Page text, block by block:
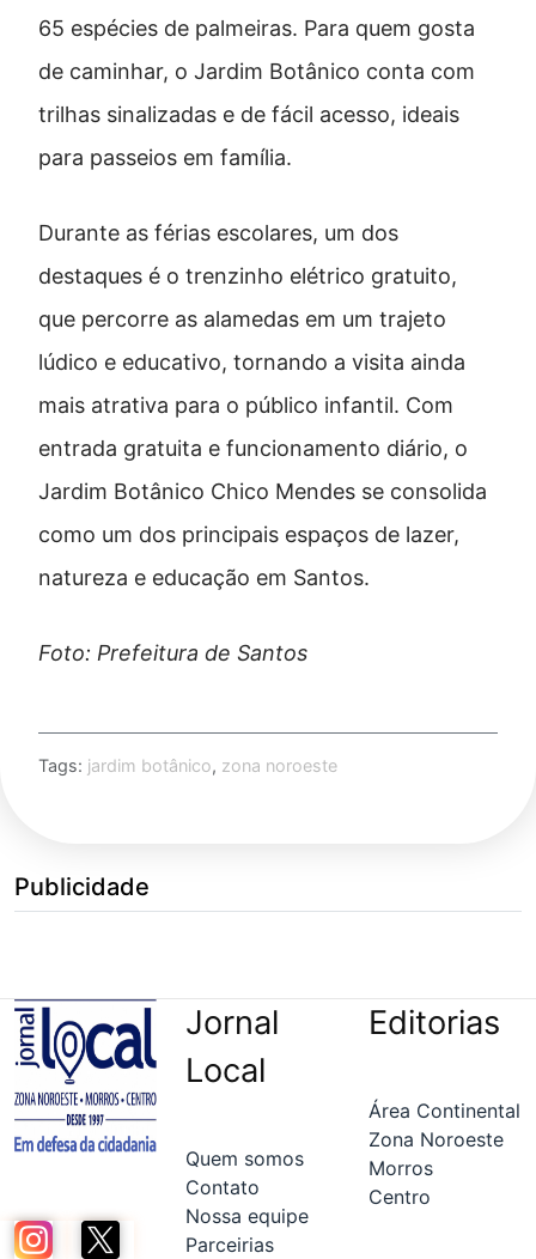
65 espécies de palmeiras. Para quem gosta
de caminhar, o Jardim Botânico conta com
trilhas sinalizadas e de fácil acesso, ideais
para passeios em família.
Durante as férias escolares, um dos
destaques é o trenzinho elétrico gratuito,
que percorre as alamedas em um trajeto
lúdico e educativo, tornando a visita ainda
mais atrativa para o público infantil. Com
entrada gratuita e funcionamento diário, o
Jardim Botânico Chico Mendes se consolida
como um dos principais espaços de lazer,
natureza e educação em Santos.
Foto: Prefeitura de Santos
Tags: jardim botânico, zona noroeste
Publicidade
Jornal
Local
Quem somos
Contato
Nossa equipe
Parceirias
Editorias
Área Continental
Zona Noroeste
Morros
Centro